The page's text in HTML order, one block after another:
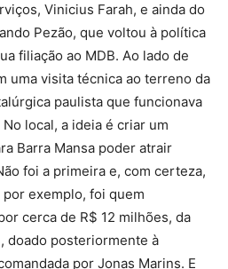
Vinicius Farah, e ainda do
Pezão, que voltou à política
filiação ao MDB. Ao lado de
uma visita técnica ao terreno da
paulista que funcionava
local, a ideia é criar um
Barra Mansa poder atrair
foi a primeira e, com certeza,
por exemplo, foi quem
cerca de R$ 12 milhões, da
doado posteriormente à
por Jonas Marins. E